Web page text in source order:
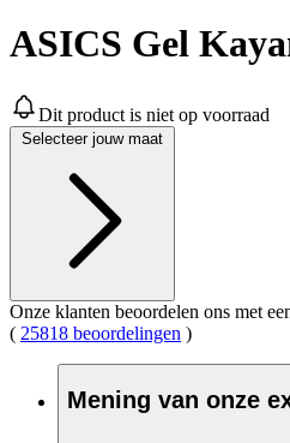
ASICS Gel
Dit product is niet op voorraad
Selecteer jouw maat
Onze klanten beoordelen ons met
( 25818 beoordelingen )
Mening van onze